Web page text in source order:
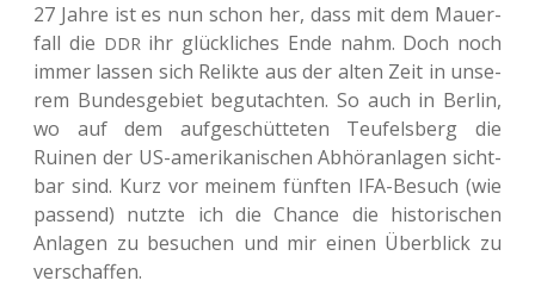
27 Jahre ist es nun schon her, dass mit dem Mau­er­
fall die DDRihr glück­li­ches Ende nahm. Doch noch
immer lassen sich Relik­te aus der alten Zeit in unse­
rem Bun­des­ge­biet begut­ach­ten. So auch in Berlin,
wo auf dem auf­ge­schüt­te­ten Teu­fels­berg die
Ruinen der US-ame­ri­ka­ni­schen Abhör­an­la­gen sicht­
bar sind. Kurz vor meinem fünf­ten IFA-Besuch (wie
pas­send) nutzte ich die Chance die his­to­ri­schen
Anla­gen zu besu­chen und mir einen Über­blick zu
verschaffen.